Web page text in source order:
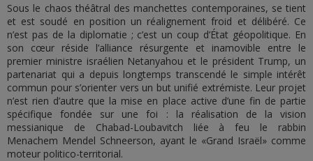
Sous le chaos théâtral des manchettes contemporaines, se tient
et est soudé en position un réalignement froid et délibéré. Ce
n’est pas de la diplomatie ; c’est un coup d’État géopolitique. En
son cœur réside l’alliance résurgente et inamovible entre le
premier ministre israélien Netanyahou et le président Trump, un
partenariat qui a depuis longtemps transcendé le simple intérêt
commun pour s’orienter vers un but unifié extrémiste. Leur projet
n’est rien d’autre que la mise en place active d’une fin de partie
spécifique fondée sur une foi : la réalisation de la vision
messianique de Chabad-Loubavitch liée à feu le rabbin
Menachem Mendel Schneerson, ayant le «Grand Israël» comme
moteur politico-territorial.